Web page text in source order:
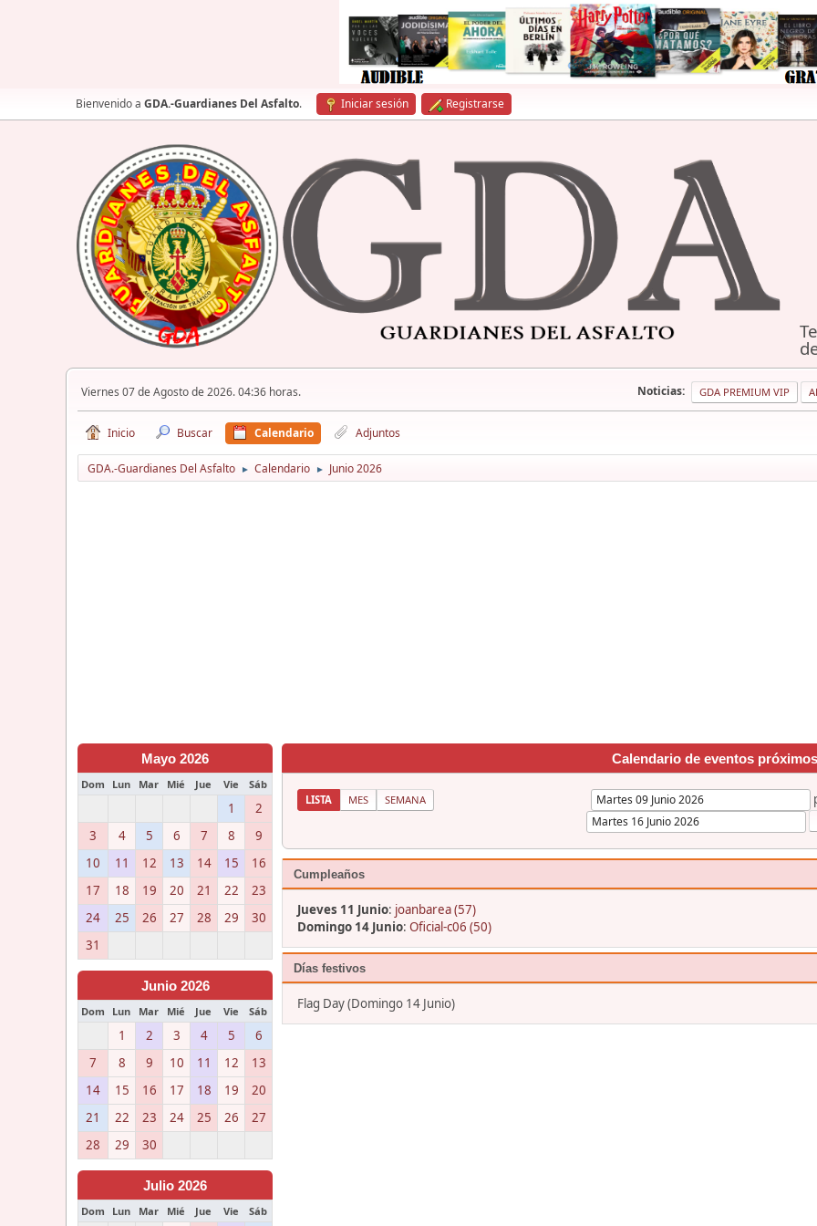
Bienvenido a GDA.-Guardianes Del Asfalto. Iniciar sesión Registrarse
Viernes 07 de Agosto de 2026. 04:36 horas. Noticias: GDA PREMIUM VIP
Inicio Buscar Calendario Adjuntos
GDA.-Guardianes Del Asfalto ► Calendario ► Junio 2026
Mayo 2026
Dom Lun Mar Mié Jue Vie Sáb
1
2
3
4 5 6 7 8
9
10
11 12 13 14 15
16
17
18 19 20 21 22
23
24
25 26 27 28 29
30
31
Junio 2026
Dom Lun Mar Mié Jue Vie Sáb
1 2 3 4 5
6
7
8 9 10 11 12
13
14
15 16 17 18 19
20
21
22 23 24 25 26
27
28
29 30
Julio 2026
Dom Lun Mar Mié Jue Vie Sáb
Calendario de eventos próximos
LISTA MES SEMANA
Cumpleaños
Jueves 11 Junio: joanbarea (57)
Domingo 14 Junio: Oficial-c06 (50)
Días festivos
Flag Day (Domingo 14 Junio)